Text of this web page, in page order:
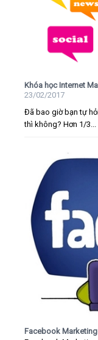
Khóa học Internet
23/02/2017
Đã bao giờ bạn tự
thì không? Hơn 1/3...
Facebook